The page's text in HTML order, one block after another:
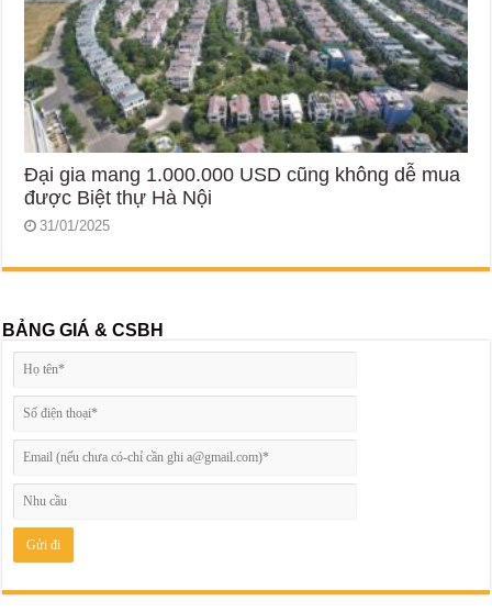
Đại gia mang 1.000.000 USD cũng không dễ mua
được Biệt thự Hà Nội
31/01/2025
BẢNG GIÁ & CSBH